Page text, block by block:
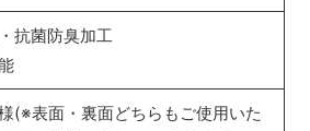
抗菌防臭加工
(※表面・裏面どちらもご使用いた